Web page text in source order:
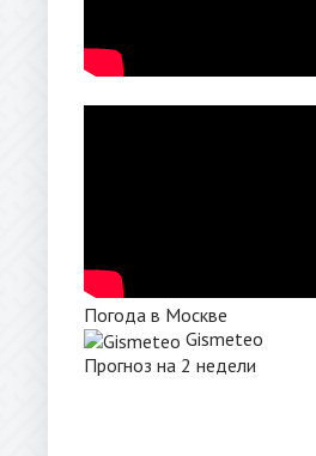
Погода в Москве
Gismeteo
Прогноз на 2 недели